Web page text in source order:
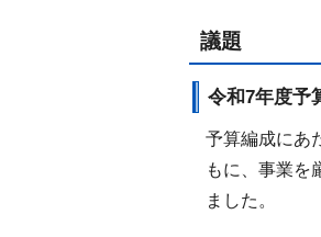
議題
令和7年度予
予算編成にあ
もに、事業を
ました。